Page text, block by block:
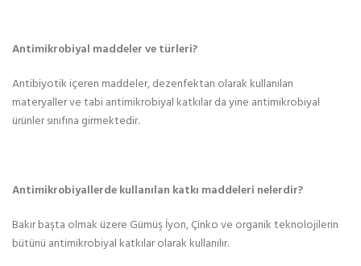
Antimikrobiyal maddeler ve türleri?
Antibiyotik içeren maddeler, dezenfektan olarak kullanılan
materyaller ve tabi antimikrobiyal katkılar da yine antimikrobiyal
ürünler sınıfına girmektedir.
Antimikrobiyallerde kullanılan katkı maddeleri nelerdir?
Bakır başta olmak üzere Gümüş İyon, Çinko ve organik teknolojilerin
bütünü antimikrobiyal katkılar olarak kullanılır.